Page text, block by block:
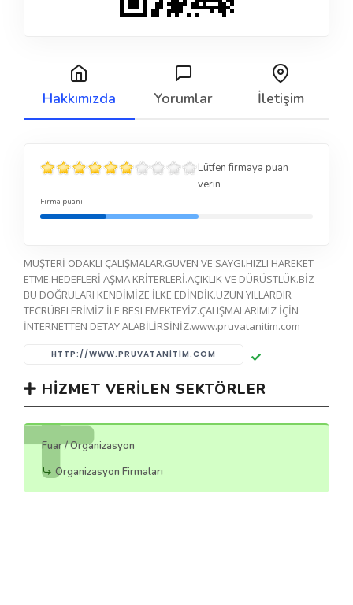
Hakkımızda Yorumlar İletişim
Lütfen firmaya puan
verin
Firma puanı
MÜŞTERİ ODAKLI ÇALIŞMALAR.GÜVEN VE SAYGI.HIZLI HAREKET
ETME.HEDEFLERİ AŞMA KRİTERLERİ.AÇIKLIK VE DÜRÜSTLÜK.BİZ
BU DOĞRULARI KENDİMİZE İLKE EDİNDİK.UZUN YILLARDIR
TECRÜBELERİMİZ İLE BESLEMEKTEYİZ.ÇALIŞMALARIMIZ İÇİN
İNTERNETTEN DETAY ALABİLİRSİNİZ.www.pruvatanitim.com
HTTP://WWW.PRUVATANITIM.COM
HIZMET VERILEN SEKTÖRLER
Fuar / Organizasyon
Organizasyon Firmaları